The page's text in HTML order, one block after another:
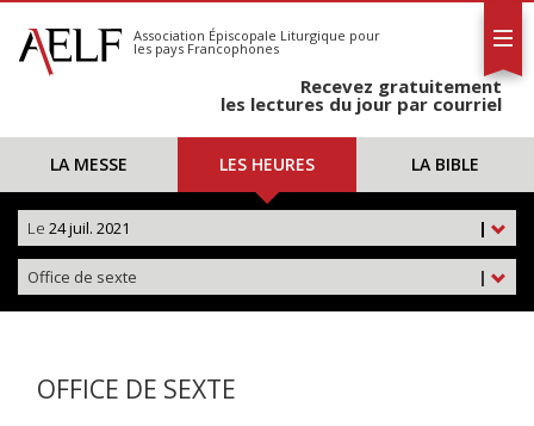
S'abonner
Calendrier
Association Épiscopale Liturgique pour
les pays Francophones
Recevez gratuitement
les lectures du jour par courriel
LA MESSE LES HEURES LA BIBLE
|
Le 24 juil. 2021
|
Office de sexte
OFFICE DE SEXTE